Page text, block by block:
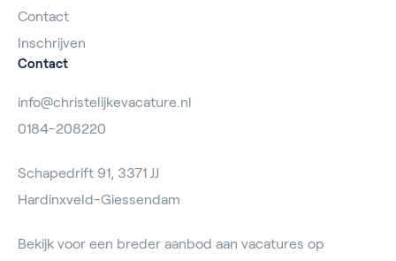
Contact
Inschrijven
Contact
info@christelijkevacature.nl
0184-208220
Schapedrift 91, 3371 JJ
Hardinxveld-Giessendam
Bekijk voor een breder aanbod aan vacatures op